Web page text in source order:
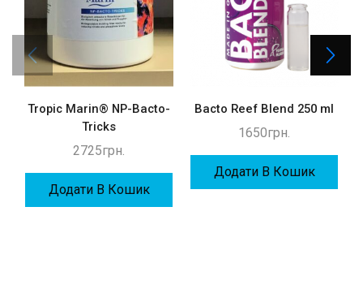
Tropic Marin® NP-Bacto-
Tricks
2725грн.
Додати В Кошик
Bacto Reef Blend 250 ml
1650грн.
Додати В Кошик